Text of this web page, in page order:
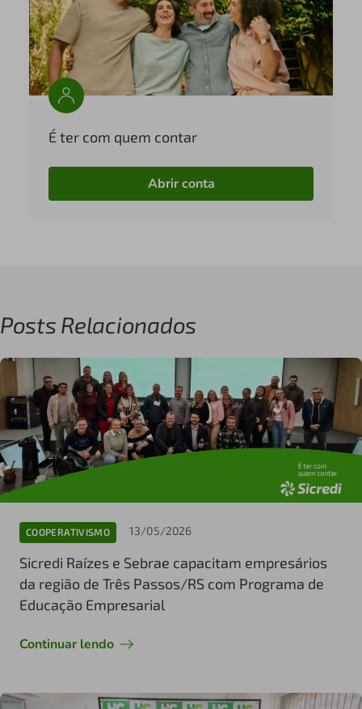
É ter com quem contar
Abrir conta
Posts Relacionados
COOPERATIVISMO 13/05/2026
Sicredi Raízes e Sebrae capacitam empresários
da região de Três Passos/RS com Programa de
Educação Empresarial
Continuar lendo